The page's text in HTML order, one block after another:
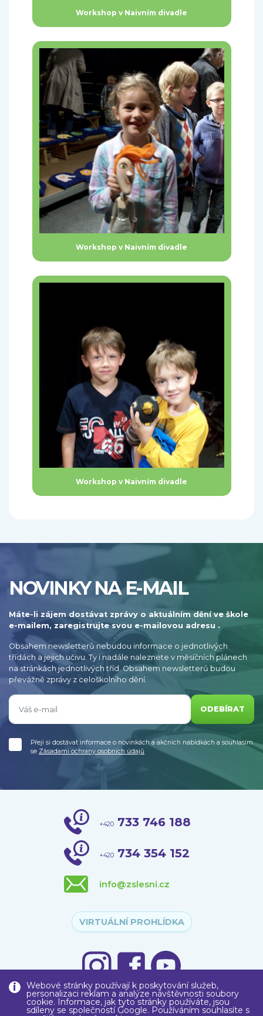
Webové stránky používají k poskytování služeb,
personalizaci reklam a analýze návštěvnosti soubory
cookie. Informace, jak tyto stránky používáte, jsou
sdíleny se společností Google. Používáním souhlasíte s
Workshop v Naivním divadle
Workshop v Naivním divadle
Workshop v Naivním divadle
NOVINKY NA E-MAIL
Máte-li zájem dostávat zprávy o aktuálním dění ve škole
e-mailem, zaregistrujte svou e-mailovou adresu .
Obsahem newsletterů nebudou informace o jednotlivých
třídách a jejich učivu. Ty i nadále naleznete v měsíčních plánech
na stránkách jednotlivých tříd. Obsahem newsletterů budou
převážně zprávy z celoškolního dění.
ODEBÍRAT
Přeji si dostávat informace o novinkách a akčních nabídkách a souhlasím
se Zásadami ochrany osobních údajů
+420 733 746 188
+420 734 354 152
info@zslesni.cz
VIRTUÁLNÍ PROHLÍDKA